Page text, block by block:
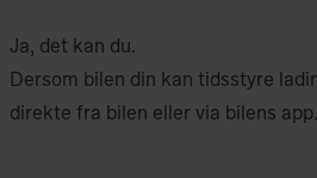
Ja, det kan du.
Dersom bilen din kan tidsstyre
direkte fra bilen eller via bilens app.